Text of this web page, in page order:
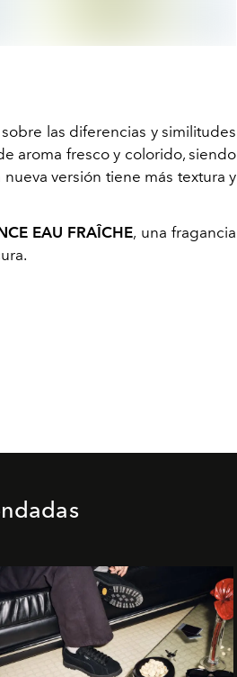
las diferencias y similitudes
aroma fresco y colorido, siendo
versión tiene más textura y
EAU FRAÎCHE, una fragancia